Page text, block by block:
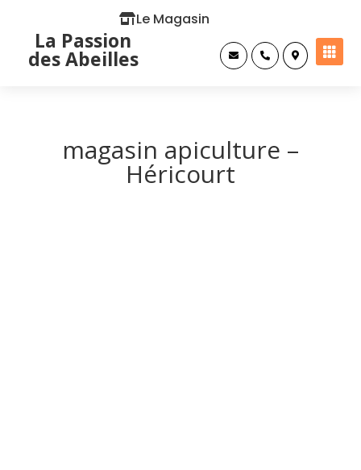
Le Magasin
La Passion
des Abeilles    
magasin apiculture –
Héricourt